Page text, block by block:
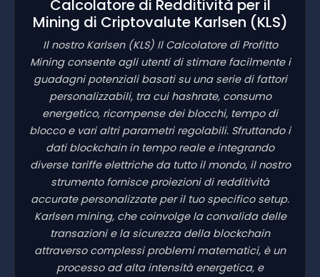
Calcolatore di Redditività per il
Mining di Criptovalute Karlsen (KLS)
Il nostro Karlsen (KLS)Il Calcolatore di Profitto
Mining consente agli utenti di stimare facilmente i
guadagni potenziali basati su una serie di fattori
personalizzabili, tra cui hashrate, consumo
energetico, ricompense dei blocchi, tempo di
blocco e vari altri parametri regolabili. Sfruttando i
dati blockchain in tempo reale e integrando
diverse tariffe elettriche da tutto il mondo, il nostro
strumento fornisce proiezioni di redditività
accurate personalizzate per il tuo specifico setup.
Karlsen mining, che coinvolge la convalida delle
transazioni e la sicurezza della blockchain
attraverso complessi problemi matematici, è un
processo ad alta intensità energetica, e